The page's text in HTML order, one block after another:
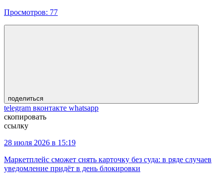
Просмотров: 77
поделиться
telegram вконтакте whatsapp
скопировать
ссылку
28 июля 2026 в 15:19
Маркетплейс сможет снять карточку без суда: в ряде случаев
уведомление придёт в день блокировки